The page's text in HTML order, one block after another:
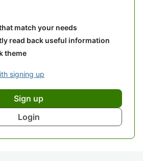
match your needs
read back useful information
theme
signing up
Sign up
Login